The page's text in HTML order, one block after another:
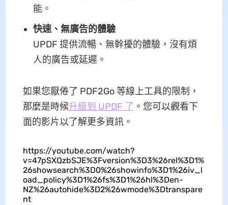
能。
快速、無廣告的體驗
UPDF 提供流暢、無幹擾的體驗，沒有煩
人的廣告或延遲。
如果您厭倦了 PDF2Go 等線上工具的限制，
那麼是時候升級到 UPDF 了 。您可以觀看下
面的影片以了解更多資訊。
https://youtube.com/watch?
v=47pSXQzbSJE%3Fversion%3D3%26rel%3D1%
26showsearch%3D0%26showinfo%3D1%26iv_l
oad_policy%3D1%26fs%3D1%26hl%3Den-
NZ%26autohide%3D2%26wmode%3Dtranspare
nt